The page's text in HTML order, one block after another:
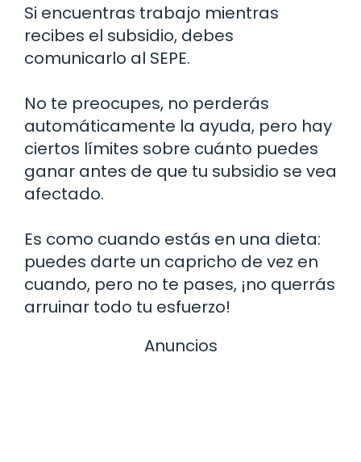
Si encuentras trabajo mientras
recibes el subsidio, debes
comunicarlo al SEPE.
No te preocupes, no perderás
automáticamente la ayuda, pero hay
ciertos límites sobre cuánto puedes
ganar antes de que tu subsidio se vea
afectado.
Es como cuando estás en una dieta:
puedes darte un capricho de vez en
cuando, pero no te pases, ¡no querrás
arruinar todo tu esfuerzo!
Anuncios